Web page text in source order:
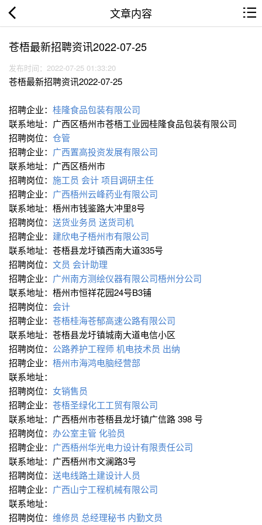
文章内容
苍梧最新招聘资讯2022-07-25
发布时间：2022-07-25 01:33:20
苍梧最新招聘资讯2022-07-25
招聘企业： 桂隆食品包装有限公司
联系地址：广西区梧州市苍梧工业园桂隆食品包装有限公司
招聘岗位： 仓管
招聘企业： 广西置高投资发展有限公司
联系地址：广西区梧州市
招聘岗位： 施工员 会计项目调研主任
招聘企业： 广西梧州云峰药业有限公司
联系地址：梧州市钱鉴路大冲里8号
招聘岗位： 送货业务员 送货司机
招聘企业： 建欣电子梧州市有限公司
联系地址：苍梧县龙圩镇西南大道335号
招聘岗位： 文员 会计助理
招聘企业： 广州南方测绘仪器有限公司梧州分公司
联系地址：梧州市恒祥花园24号B3铺
招聘岗位： 会计
招聘企业： 苍梧桂海苍郁高速公路有限公司
联系地址：苍梧县龙圩镇城南大道电信小区
招聘岗位： 公路养护工程师机电技术员 出纳
招聘企业： 梧州市海鸿电脑经营部
联系地址：
招聘岗位： 女销售员
招聘企业： 苍梧圣绿化工工贸有限公司
联系地址：广西梧州市苍梧县龙圩镇广信路 398 号
招聘岗位： 办公室主管 化验员
招聘企业： 广西梧州华光电力设计有限责任公司
联系地址：广西梧州市文澜路3号
招聘岗位： 送电线路土建设计人员
招聘企业： 广西山宁工程机械有限公司
联系地址：
招聘岗位： 维修员 总经理秘书 内勤文员